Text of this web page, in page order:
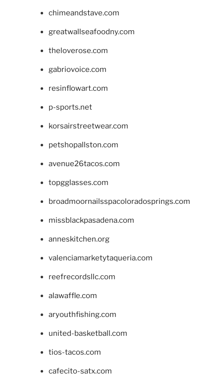
chimeandstave.com
greatwallseafoodny.com
theloverose.com
gabriovoice.com
resinflowart.com
p-sports.net
korsairstreetwear.com
petshopallston.com
avenue26tacos.com
topgglasses.com
broadmoornailsspacoloradosprings.com
missblackpasadena.com
anneskitchen.org
valenciamarketytaqueria.com
reefrecordsllc.com
alawaffle.com
aryouthfishing.com
united-basketball.com
tios-tacos.com
cafecito-satx.com